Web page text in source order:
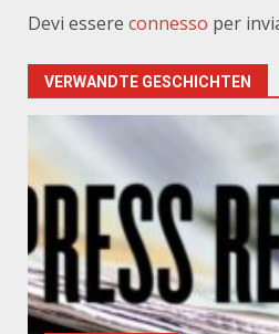
Devi essere connesso per
VERWANDTE GESCHICHTEN